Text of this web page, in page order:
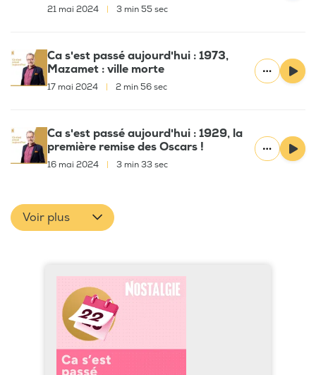
21 mai 2024 3 min 55 sec
Ca s'est passé aujourd'hui : 1973,
Mazamet : ville morte
17 mai 2024 2 min 56 sec
Ca s'est passé aujourd'hui : 1929, la
première remise des Oscars !
16 mai 2024 3 min 33 sec
Voir plus